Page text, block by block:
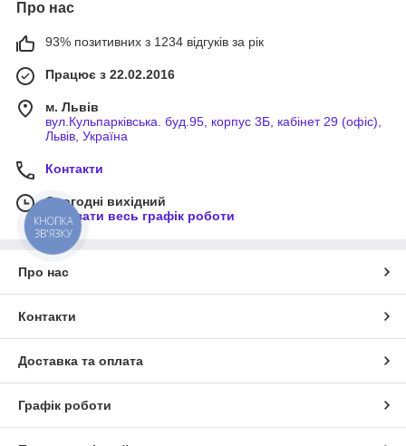
Про нас
93% позитивних з 1234 відгуків за рік
Працює з 22.02.2016
м. Львів
вул.Кульпарківська. буд.95, корпус 3Б, кабінет 29 (офіс),
Львів, Україна
Контакти
Сьогодні вихідний
Показати весь графік роботи
Про нас
Контакти
Доставка та оплата
Графік роботи
КНОПКА
ЗВ'ЯЗКУ